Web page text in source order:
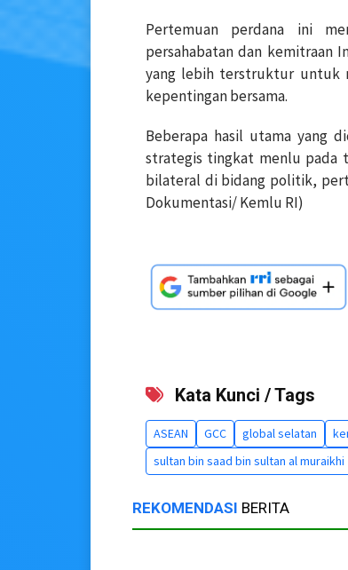
Pertemuan perdana ini
persahabatan dan kemitraan
yang lebih terstruktur untuk
kepentingan bersama.
Beberapa hasil utama yang
strategis tingkat menlu pada
bilateral di bidang politik,
Dokumentasi/ Kemlu RI)
Kata Kunci / Tags
ASEAN GCC global selatan
sultan bin saad bin sultan al muraikhi
REKOMENDASI BERITA